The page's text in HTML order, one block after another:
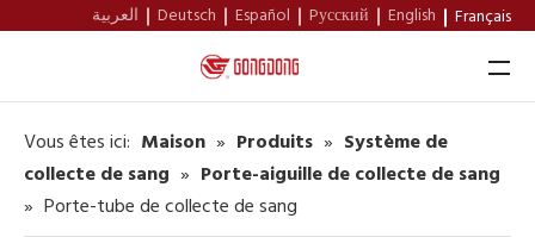
العربية Deutsch Español Pусский English Français
Maison
À Propos De Nous
Vous êtes ici: Maison » Produits » Système de
collecte de sang » Porte-aiguille de collecte de sang
» Porte-tube de collecte de sang